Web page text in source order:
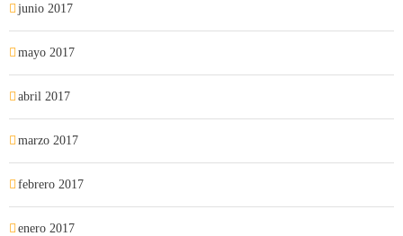
junio 2017
mayo 2017
abril 2017
marzo 2017
febrero 2017
enero 2017